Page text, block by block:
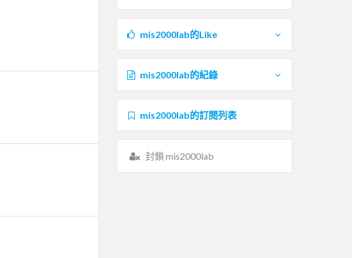
mis2000lab的Like
mis2000lab的紀錄
mis2000lab的訂閱列表
封鎖 mis2000lab